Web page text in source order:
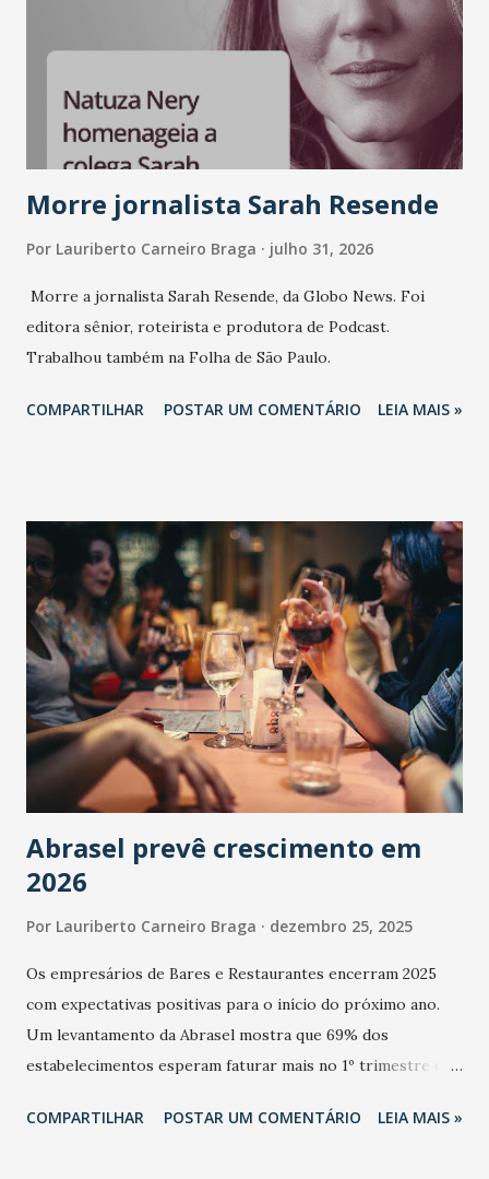
mundo fala muito e poucos entregam de verdade. O NM2B
sempre existiu para dar palco a quem constrói com
consistência, e nesta edição isso fica ainda mais claro.
Vamos reforçar que ser genuíno sustenta a confiança entre
marcas, pessoas e mercado", afirma Tamires So...
Morre jornalista Sarah Resende
Por Lauriberto Carneiro Braga julho 31, 2026
Morre a jornalista Sarah Resende, da Globo News. Foi
editora sênior, roteirista e produtora de Podcast.
Trabalhou também na Folha de São Paulo.
COMPARTILHAR POSTAR UM COMENTÁRIO LEIA MAIS »
Abrasel prevê crescimento em
2026
Por Lauriberto Carneiro Braga dezembro 25, 2025
Os empresários de Bares e Restaurantes encerram 2025
com expectativas positivas para o início do próximo ano.
Um levantamento da Abrasel mostra que 69% dos
estabelecimentos esperam faturar mais no 1º trimestre de
relação ao último trimestre deste ano, 56% também
COMPARTILHAR POSTAR UM COMENTÁRIO LEIA MAIS »